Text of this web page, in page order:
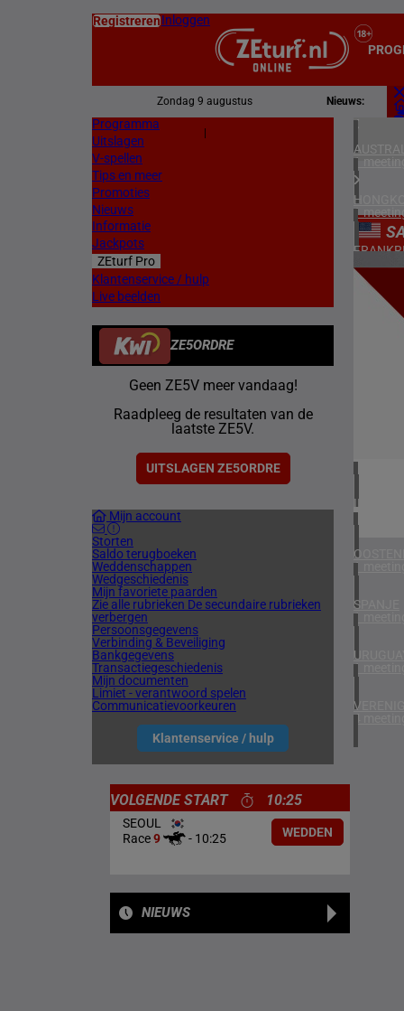
RegistrerenInloggen
Zondag 9 augustus Nieuws:
Programma
Uitslagen
V-spellen
Tips en meer
Promoties
Nieuws
Informatie
Jackpots
ZEturf Pro
Klantenservice / hulp
Live beelden
ZE5ORDRE
Geen ZE5V meer vandaag!
Raadpleeg de resultaten van de
laatste ZE5V.
UITSLAGEN ZE5ORDRE
Mijn account
Storten
Saldo terugboeken
Weddenschappen
Wedgeschiedenis
Mijn favoriete paarden
Zie alle rubrieken De secundaire rubrieken
verbergen
Persoonsgegevens
Verbinding & Beveiliging
Bankgegevens
Transactiegeschiedenis
Mijn documenten
Limiet - verantwoord spelen
Communicatievoorkeuren
Klantenservice / hulp
1
1
ZWEDEN
2
2
IERLAND
2
1
SPANJE
1
URUGUAY
1
4
13
23/03/
VOLGENDE START 10:25
SEOUL
Race9 - 10:25 WEDDEN
NIEUWS